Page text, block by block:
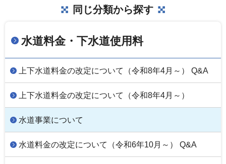
同じ分類から探す
水道料金・下水道使用料
上下水道料金の改定について（令和8年4月～） Q&A
上下水道料金の改定について（令和8年4月～）
水道事業について
水道料金の改定について（令和6年10月～） Q&A